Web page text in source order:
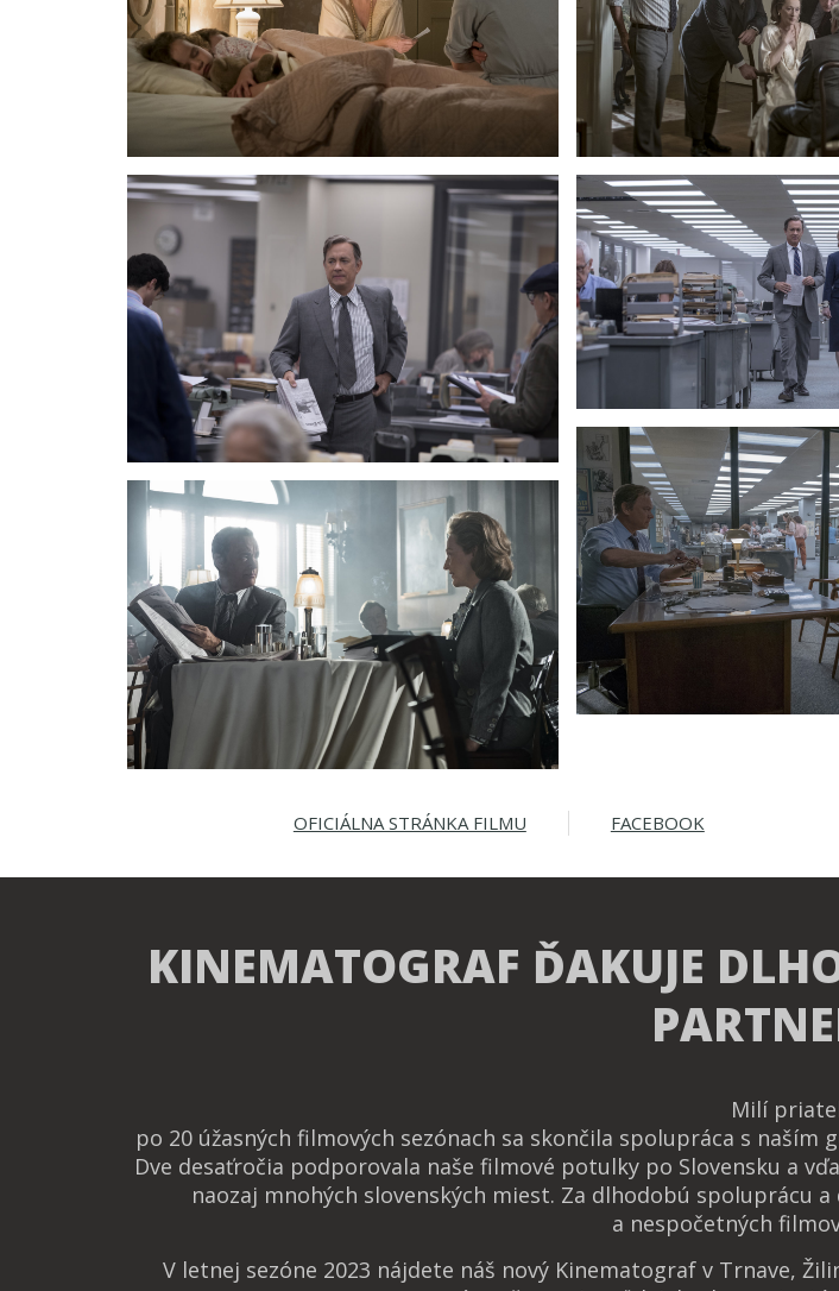
OFICIÁLNA STRÁNKA FILMU FACEBOOK
KINEMATOGRAF ĎAKUJE
Milí
po 20 úžasných filmových sezónach sa skončila spolupráca s
Dve desaťročia podporovala naše filmové potulky po Slovensku a
naozaj mnohých slovenských miest. Za dlhodobú spoluprácu
a nespočetných
V letnej sezóne 2023 nájdete náš nový Kinematograf v Trnave,